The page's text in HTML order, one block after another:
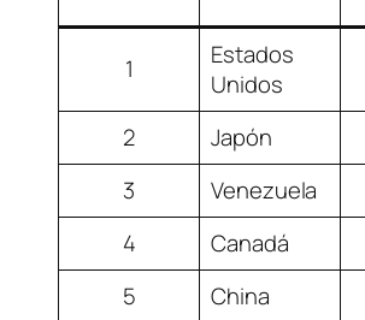
1
Estados
Unidos
2 Japón
3
Venezuela
4
Canadá
5
China